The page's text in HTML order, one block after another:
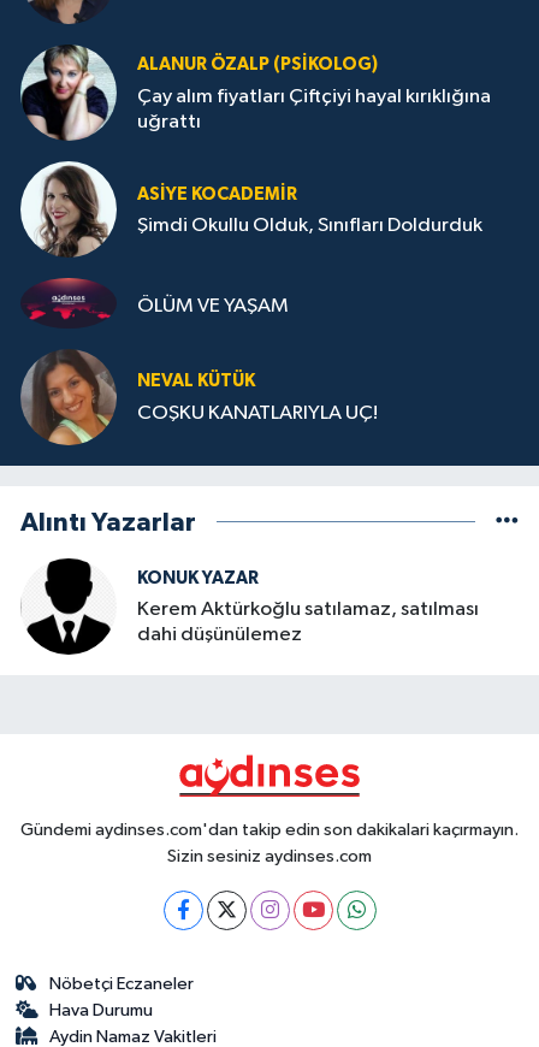
ALANUR ÖZALP (PSIKOLOG)
Çay alım fiyatları Çiftçiyi hayal kırıklığına
uğrattı
ASIYE KOCADEMİR
Şimdi Okullu Olduk, Sınıfları Doldurduk
ÖLÜM VE YAŞAM
NEVAL KÜTÜK
COŞKU KANATLARIYLA UÇ!
Alıntı Yazarlar
KONUK YAZAR
Kerem Aktürkoğlu satılamaz, satılması
dahi düşünülemez
Gündemi aydinses.com'dan takip edin son dakikalari kaçırmayın.
Sizin sesiniz aydinses.com
Nöbetçi Eczaneler
Hava Durumu
Aydin Namaz Vakitleri